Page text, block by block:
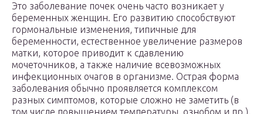
Это заболевание почек очень часто возникает у
беременных женщин. Его развитию способствуют
гормональные изменения, типичные для
беременности, естественное увеличение размеров
матки, которое приводит к сдавлению
мочеточников, а также наличие всевозможных
инфекционных очагов в организме. Острая форма
заболевания обычно проявляется комплексом
разных симптомов, которые сложно не заметить (в
том числе повышением температуры, ознобом и пр.),